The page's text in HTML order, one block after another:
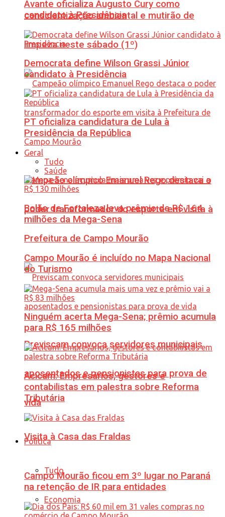
conscientização ambiental e mutirão de
limpeza neste sábado (1º)
Campeão olímpico Emanuel Rego destaca o
poder transformador do esporte em visita à
Prefeitura de Campo Mourão
Previscam convoca servidores municipais
aposentados e pensionistas para prova de
vida
Política
Tudo
Economia
Avante oficializa Augusto Cury como
candidato à Presidência
Democrata define Wilson Grassi Júnior
candidato à Presidência
PT oficializa candidatura de Lula à
Presidência da República
Geral
Tudo
Saúde
Bolão de Fortaleza leva prêmio de R$ 164
milhões da Mega-Sena
Campo Mourão é incluído no Mapa Nacional
do Turismo
Ninguém acerta Mega-Sena; prêmio acumula
para R$ 165 milhões
Acicam: Empresários, gestores e
contabilistas em palestra sobre Reforma
Tributária
Visita à Casa das Fraldas
Campo Mourão ficou em 3º lugar no Paraná
na retenção de IR para entidades